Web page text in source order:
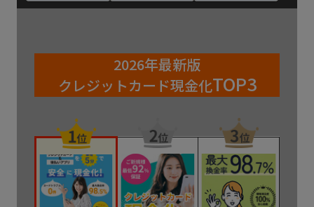
2026年最新版
クレジットカード現金化TOP3